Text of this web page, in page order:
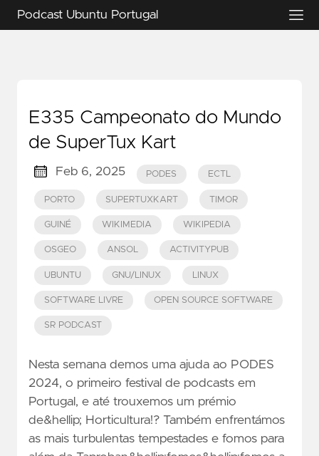
Podcast Ubuntu Portugal
E335 Campeonato do Mundo
de SuperTux Kart
Feb 6, 2025 PODES ECTL
PORTO SUPERTUXKART TIMOR
GUINÉ WIKIMEDIA WIKIPEDIA
OSGEO ANSOL ACTIVITYPUB
UBUNTU GNU/LINUX LINUX
SOFTWARE LIVRE OPEN SOURCE SOFTWARE
SR PODCAST
Nesta semana demos uma ajuda ao PODES
2024, o primeiro festival de podcasts em
Portugal, e até trouxemos um prémio
de&hellip; Horticultura!? Também enfrentámos
as mais turbulentas tempestades e fomos para